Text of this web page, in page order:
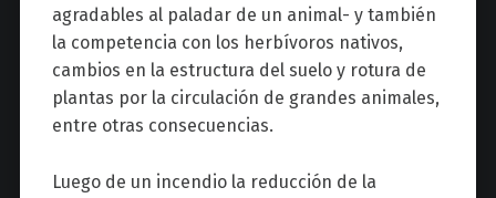
agradables al paladar de un animal- y también
la competencia con los herbívoros nativos,
cambios en la estructura del suelo y rotura de
plantas por la circulación de grandes animales,
entre otras consecuencias.
Luego de un incendio la reducción de la